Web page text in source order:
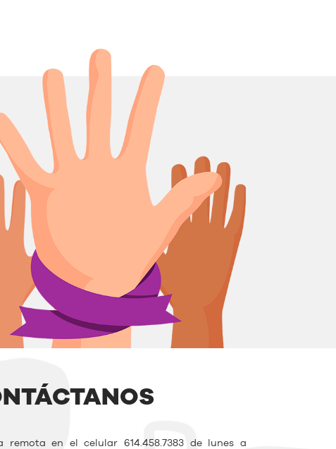
remota en el celular 614.458.7383 de lunes a